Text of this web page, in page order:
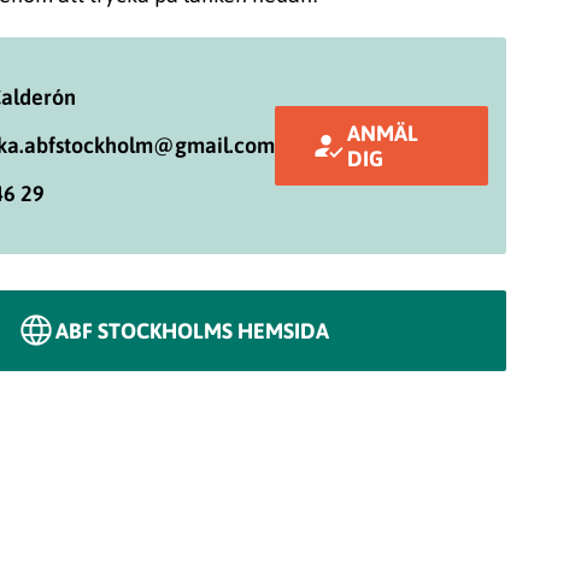
29
ANMÄL
DIG
ABF STOCKHOLMS HEMSIDA